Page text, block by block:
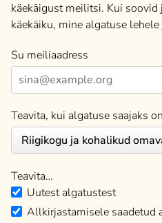
käekäigust meilitsi. Kui
käekäiku, mine algatuse
Su meiliaadress
Teavita, kui algatuse saajaks
Teavita…
Uutest algatustest
Allkirjastamisele saadetud